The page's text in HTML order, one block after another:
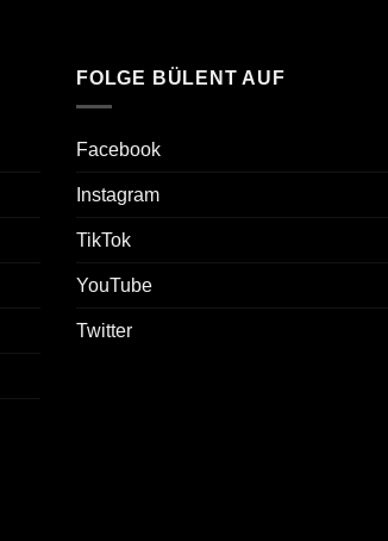
FOLGE BÜLENT AUF
Facebook
Instagram
TikTok
YouTube
Twitter